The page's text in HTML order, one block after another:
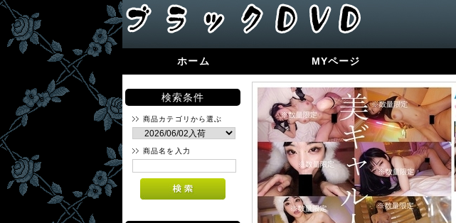
ホーム MYページ
検索条件
商品カテゴリから選ぶ
商品名を入力